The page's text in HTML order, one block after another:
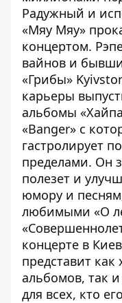
Радужный и
«Мяу Мяу»
концертом.
вайнов и
«Грибы»
карьеры
альбомы
«Banger» с
гастролирует
пределами. Он
полезет и
юмору и
любимыми «О
концерте в
представит
альбомов, так
для всех, кто